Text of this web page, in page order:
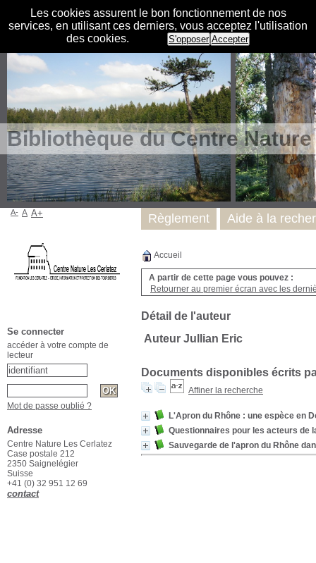
Les cookies assurent le bon fonctionnement de nos
services, en utilisant ces derniers, vous acceptez l'utilisation
des cookies.
S'opposer Accepter
Bibliothèque du Centre
Accueil
A partir de cette page vous pouvez :
Retourner au premier écran avec les
Détail de l'auteur
Auteur Jullian Eric
Documents disponibles écrits
Affiner la recherche
L'Apron du Rhône : une espèce en
Questionnaires pour les acteurs de
Sauvegarde de l'apron du Rhône
Règlement Aide à la
A- A A+
Se connecter
accéder à votre compte de
lecteur
Mot de passe oublié ?
Adresse
Centre Nature Les Cerlatez
Case postale 212
2350 Saignelégier
Suisse
+41 (0) 32 951 12 69
contact